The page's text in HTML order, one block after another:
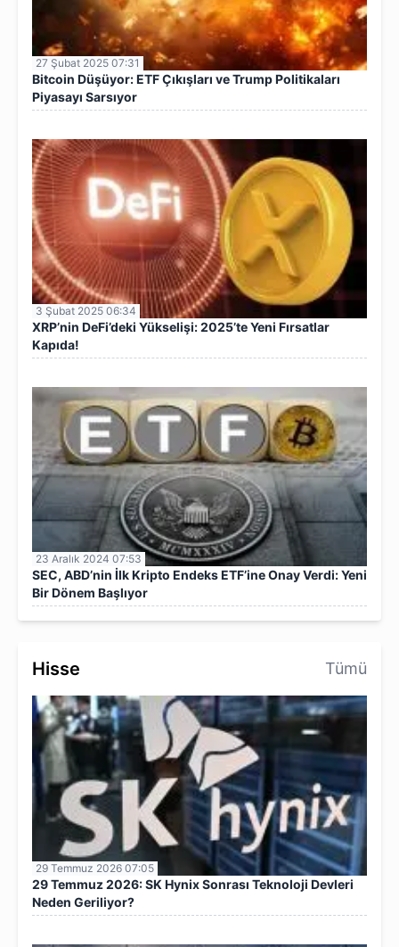
27 Şubat 2025 07:31
Bitcoin Düşüyor: ETF Çıkışları ve Trump Politikaları
Piyasayı Sarsıyor
3 Şubat 2025 06:34
XRP’nin DeFi’deki Yükselişi: 2025’te Yeni Fırsatlar
Kapıda!
23 Aralık 2024 07:53
SEC, ABD’nin İlk Kripto Endeks ETF’ine Onay Verdi: Yeni
Bir Dönem Başlıyor
Hisse Tümü
29 Temmuz 2026 07:05
29 Temmuz 2026: SK Hynix Sonrası Teknoloji Devleri
Neden Geriliyor?